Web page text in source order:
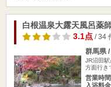
白根温泉大露天風呂薬
3.1点/ 34
群馬県
JR沼田
方面行き
営業時
入浴料